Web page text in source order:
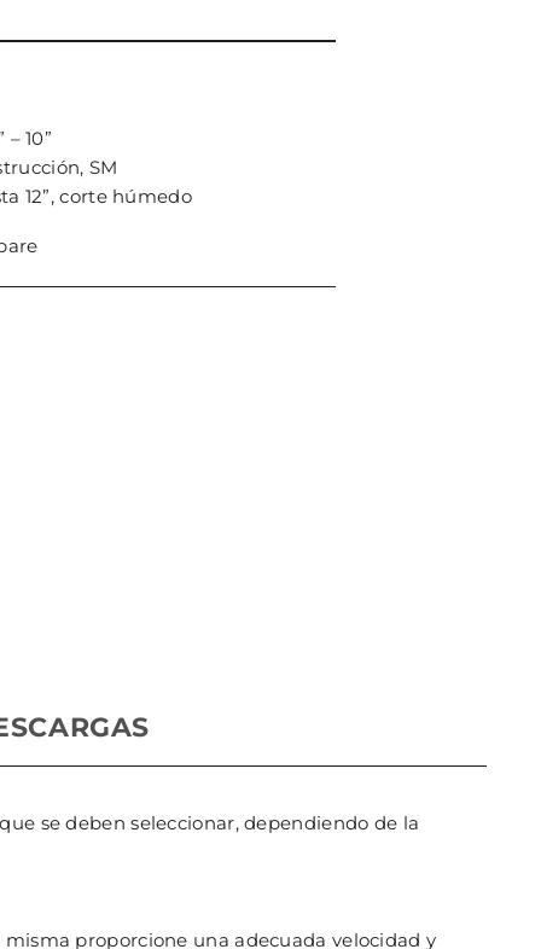
– 10”
SM
12”, corte húmedo
se deben seleccionar, dependiendo de la
proporcione una adecuada velocidad y